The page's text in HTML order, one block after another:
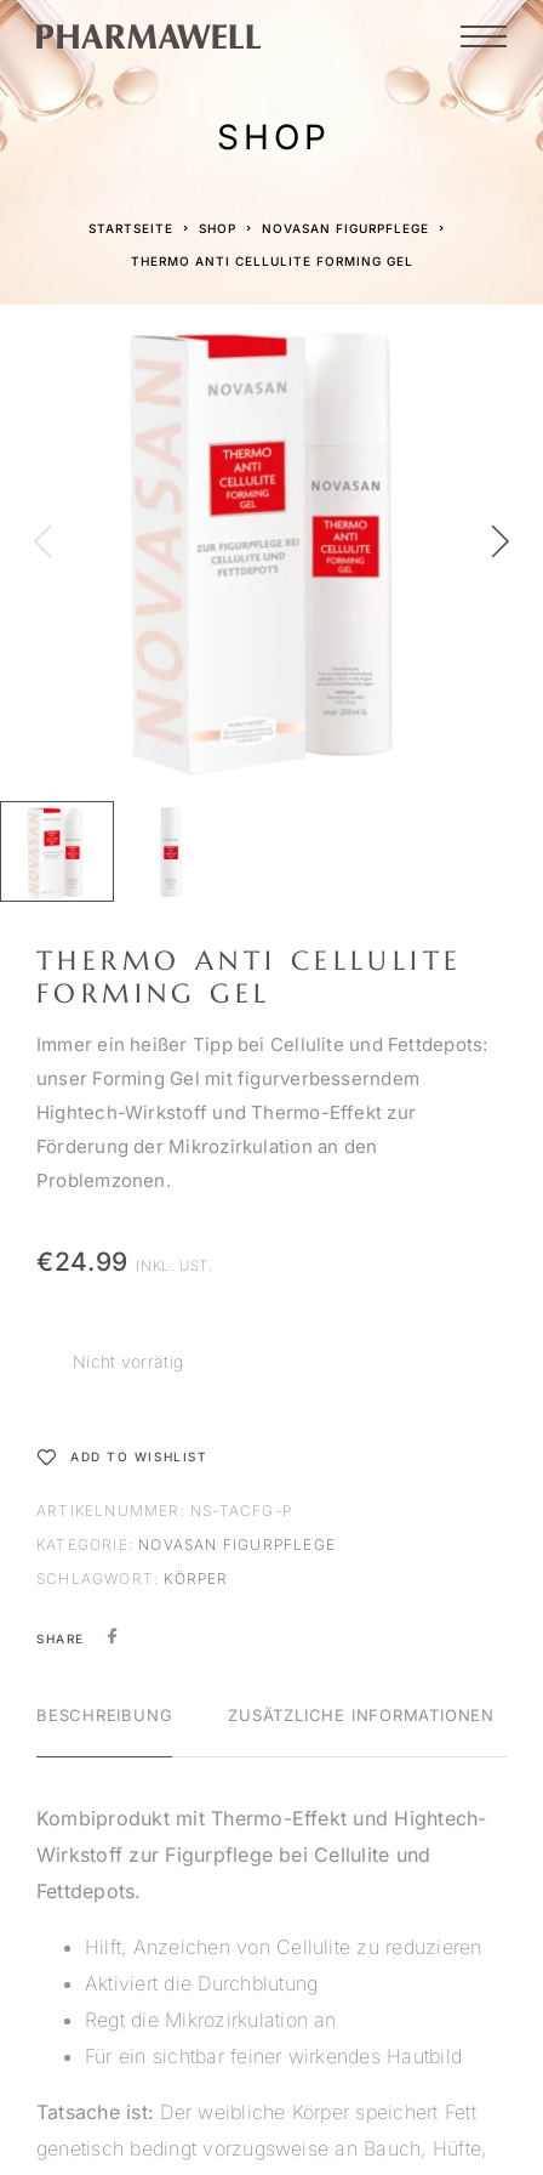
SHOP
STARTSEITE SHOP NOVASAN FIGURPFLEGE
THERMO ANTI CELLULITE FORMING GEL
THERMO ANTI CELLULITE
FORMING GEL
Immer ein heißer Tipp bei Cellulite und Fettdepots:
unser Forming Gel mit figurverbesserndem
Hightech-Wirkstoff und Thermo-Effekt zur
Förderung der Mikrozirkulation an den
Problemzonen.
€24.99 INKL. UST.
Nicht vorrätig
ADD TO WISHLIST
ARTIKELNUMMER: NS-TACFG-P
KATEGORIE: NOVASAN FIGURPFLEGE
SCHLAGWORT: KÖRPER
SHARE
BESCHREIBUNG ZUSÄTZLICHE INFORMATIONEN
Kombiprodukt mit Thermo-Effekt und Hightech-
Wirkstoff zur Figurpflege bei Cellulite und
Fettdepots.
Hilft, Anzeichen von Cellulite zu reduzieren
Aktiviert die Durchblutung
Regt die Mikrozirkulation an
Für ein sichtbar feiner wirkendes Hautbild
Tatsache ist: Der weibliche Körper speichert Fett
genetisch bedingt vorzugsweise an Bauch, Hüfte,